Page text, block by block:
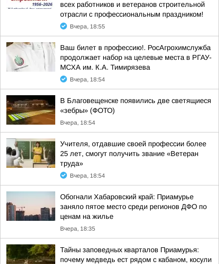
всех работников и ветеранов строительной
отрасли с профессиональным праздником!
Вчера, 18:55
Ваш билет в профессию!. РосАгрохимслужба
продолжает набор на целевые места в РГАУ-
МСХА им. К.А. Тимирязева
Вчера, 18:54
В Благовещенске появились две светящиеся
«зебры» (ФОТО)
Вчера, 18:54
Учителя, отдавшие своей профессии более
25 лет, смогут получить звание «Ветеран
труда»
Вчера, 18:54
Обогнали Хабаровский край: Приамурье
заняло пятое место среди регионов ДФО по
ценам на жилье
Вчера, 18:35
Тайны заповедных кварталов Приамурья:
почему медведь ест рядом с кабаном, косули